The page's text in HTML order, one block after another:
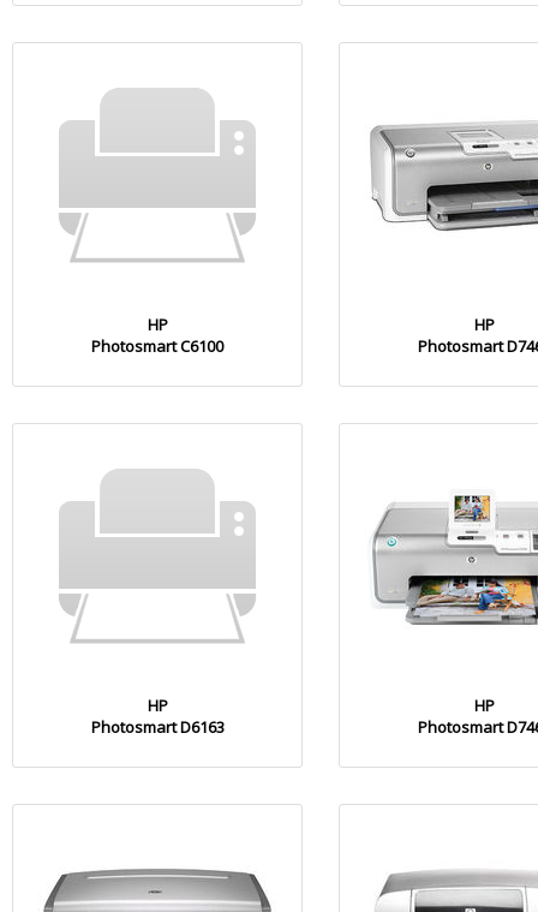
HP
Photosmart C6100
HP
Photosmart
HP
Photosmart D6163
HP
Photosmart